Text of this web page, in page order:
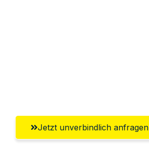
Jetzt unverbindlich anfragen